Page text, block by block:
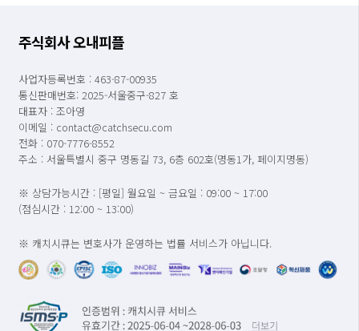
주식회사 오내피플
사업자등록번호 : 463-87-00935
통신판매번호: 2025-서울중구-827 호
대표자 : 조아영
이메일 : contact@catchsecu.com
전화 : 070-7776-8552
주소 : 서울특별시 중구 명동길 73, 6층 602호(명동1가, 페이지명동)
※ 상담가능시간 : [평일] 월요일 ~ 금요일 : 09:00 ~ 17:00
(점심시간 : 12:00 ~ 13:00)
※ 캐치시큐는 변호사가 운영하는 법률 서비스가 아닙니다.